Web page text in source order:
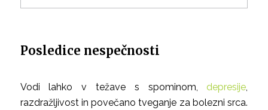
Posledice nespečnosti
Vodi lahko v težave s spominom,depresije,
razdražljivost in povečano tveganje za bolezni srca.